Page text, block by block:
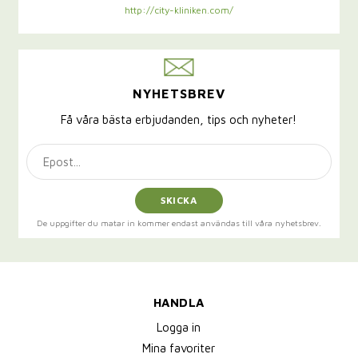
http://city-kliniken.com/
NYHETSBREV
Få våra bästa erbjudanden, tips och nyheter!
SKICKA
De uppgifter du matar in kommer endast användas till våra nyhetsbrev.
HANDLA
Logga in
Mina favoriter